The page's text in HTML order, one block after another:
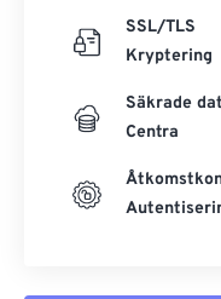
SSL/TLS
Kryptering
Säkrade
Centra